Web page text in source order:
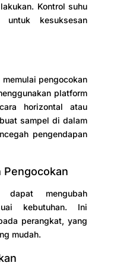
Kontrol suhu
kesuksesan
pengocokan
platform
horizontal atau
sampel di dalam
pengendapan
Pengocokan
dapat mengubah
kebutuhan. Ini
perangkat, yang
mudah.